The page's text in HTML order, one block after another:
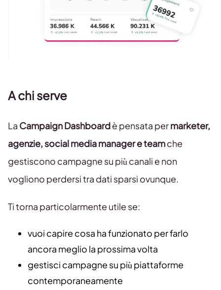
A chi serve
La Campaign Dashboardè pensata permarketer,
agenzie, social media manager e teamche
gestiscono campagne su più canali e non
vogliono perdersi tra dati sparsi ovunque.
Ti torna particolarmente utile se:
vuoi capire cosa ha funzionato per farlo
ancora meglio la prossima volta
gestisci campagne su più piattaforme
contemporaneamente